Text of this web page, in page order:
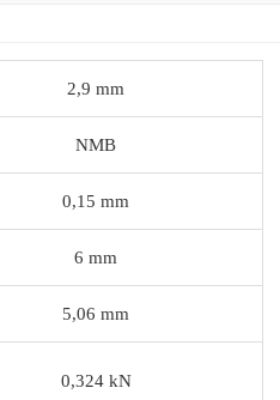
2,9 mm
NMB
0,15 mm
6 mm
5,06 mm
0,324 kN